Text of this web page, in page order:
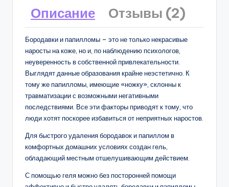
Описание Отзывы (2)
Бородавки и папилломы – это не только некрасивые
наросты на коже, но и, по наблюдению психологов,
неуверенность в собственной привлекательности.
Выглядят данные образования крайне неэстетично. К
тому же папилломы, имеющие «ножку», склонны к
травматизации с возможными негативными
последствиями. Все эти факторы приводят к тому, что
люди хотят поскорее избавиться от неприятных наростов.
Для быстрого удаления бородавок и папиллом в
комфортных домашних условиях создан гель,
обладающий местным отшелушивающим действием.
С помощью геля можно без посторонней помощи